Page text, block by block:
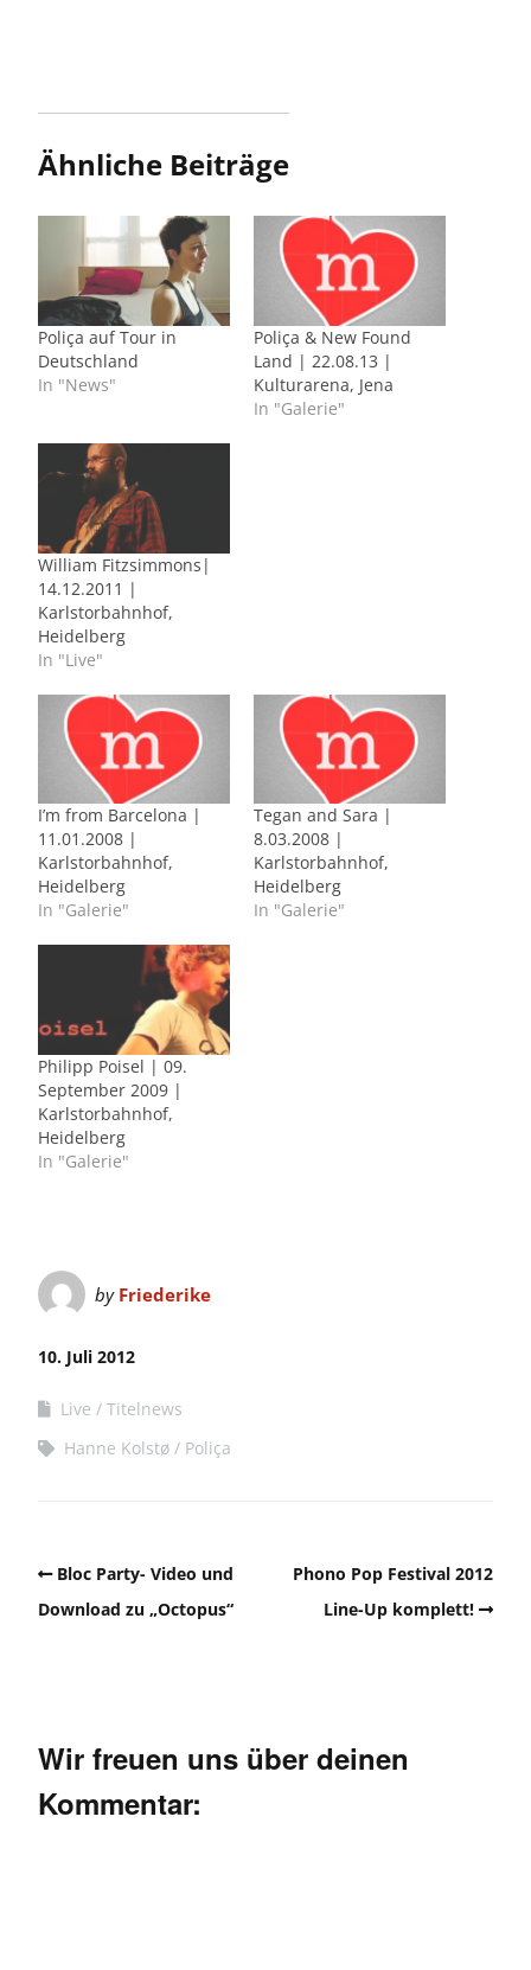
Ähnliche Beiträge
Poliça auf Tour in
Deutschland
In "News"
Poliça & New Found
Land | 22.08.13 |
Kulturarena, Jena
In "Galerie"
William Fitzsimmons|
14.12.2011 |
Karlstorbahnhof,
Heidelberg
In "Live"
I’m from Barcelona |
11.01.2008 |
Karlstorbahnhof,
Heidelberg
In "Galerie"
Tegan and Sara |
8.03.2008 |
Karlstorbahnhof,
Heidelberg
In "Galerie"
Philipp Poisel | 09.
September 2009 |
Karlstorbahnhof,
Heidelberg
In "Galerie"
by Friederike
10. Juli 2012
Live
Titelnews
Hanne Kolstø
Poliça
Bloc Party- Video und
Download zu „Octopus“
Phono Pop Festival 2012
Line-Up komplett!
Wir freuen uns über deinen
Kommentar: